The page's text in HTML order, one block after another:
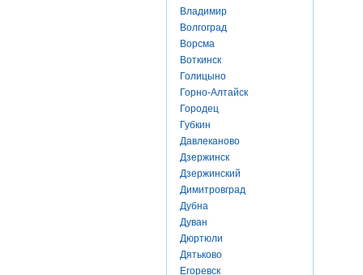
Владимир
Волгоград
Ворсма
Воткинск
Голицыно
Горно-Алтайск
Городец
Губкин
Давлеканово
Дзержинск
Дзержинский
Димитровград
Дубна
Дуван
Дюртюли
Дятьково
Егоревск